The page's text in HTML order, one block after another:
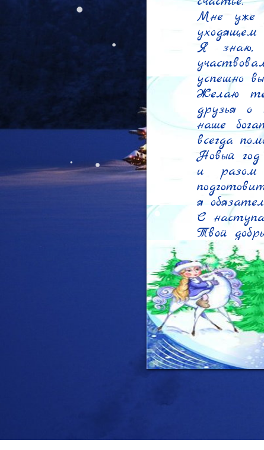
Мне уже
уходящем
Я знаю,
успешно
Желаю
друзья о
наше
всегда
Новый год
и разом
я
С
Твой